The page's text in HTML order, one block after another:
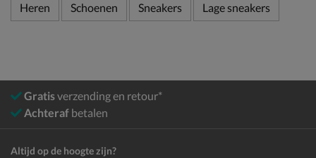
Heren Schoenen Sneakers Lage sneakers
Gratisverzending en retour*
Achteraf betalen
Altijd op de hoogte zijn?